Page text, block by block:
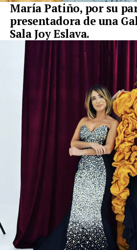
María Patiño, por su
presentadora de una
Sala Joy Eslava.